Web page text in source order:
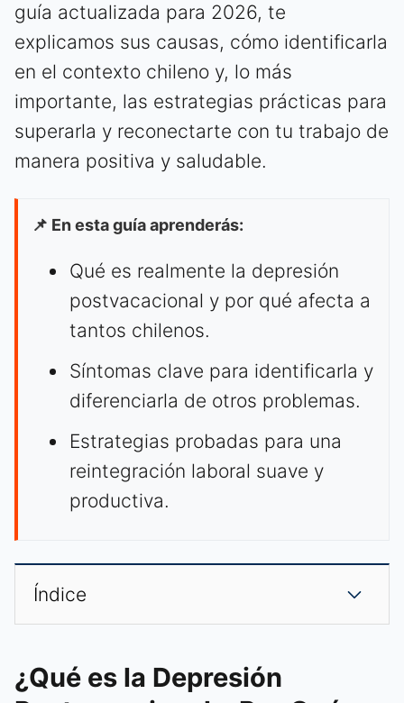
guía actualizada para 2026, te
explicamos sus causas, cómo identificarla
en el contexto chileno y, lo más
importante, las estrategias prácticas para
superarla y reconectarte con tu trabajo de
manera positiva y saludable.
📌 En esta guía aprenderás:
Qué es realmente la depresión
postvacacional y por qué afecta a
tantos chilenos.
Síntomas clave para identificarla y
diferenciarla de otros problemas.
Estrategias probadas para una
reintegración laboral suave y
productiva.
Índice
¿Qué es la Depresión